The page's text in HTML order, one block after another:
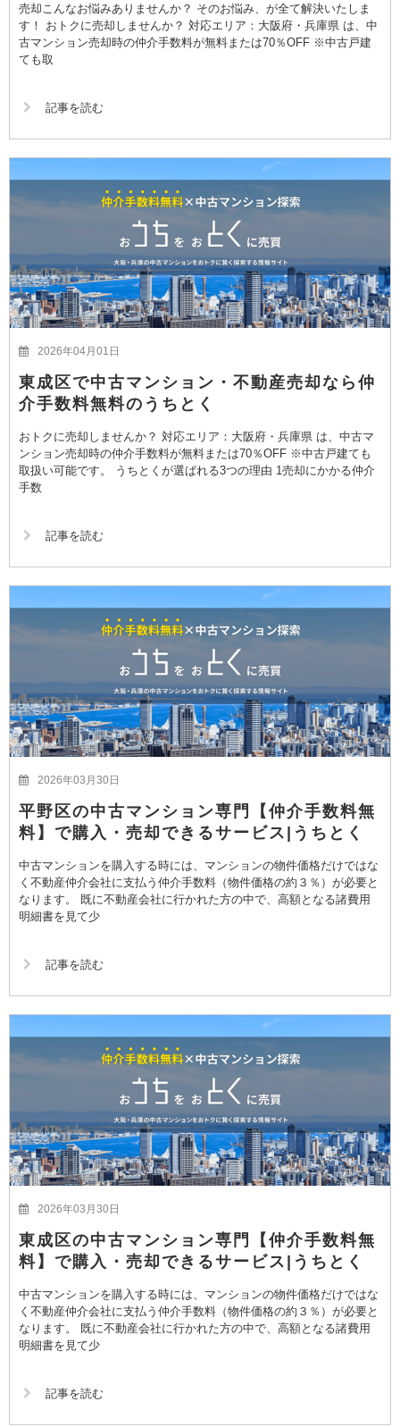
売却こんなお悩みありませんか？ そのお悩み、が全て解決いたしま
す！ おトクに売却しませんか？ 対応エリア：大阪府・兵庫県 は、中
古マンション売却時の仲介手数料が無料または70％OFF ※中古戸建
ても取
記事を読む
2026年04月01日
東成区で中古マンション・不動産売却なら仲
介手数料無料のうちとく
おトクに売却しませんか？ 対応エリア：大阪府・兵庫県 は、中古マ
ンション売却時の仲介手数料が無料または70％OFF ※中古戸建ても
取扱い可能です。 うちとくが選ばれる3つの理由 1売却にかかる仲介
手数
記事を読む
2026年03月30日
平野区の中古マンション専門【仲介手数料無
料】で購入・売却できるサービス|うちとく
中古マンションを購入する時には、マンションの物件価格だけではな
く不動産仲介会社に支払う仲介手数料（物件価格の約３％）が必要と
なります。 既に不動産会社に行かれた方の中で、高額となる諸費用
明細書を見て少
記事を読む
2026年03月30日
東成区の中古マンション専門【仲介手数料無
料】で購入・売却できるサービス|うちとく
中古マンションを購入する時には、マンションの物件価格だけではな
く不動産仲介会社に支払う仲介手数料（物件価格の約３％）が必要と
なります。 既に不動産会社に行かれた方の中で、高額となる諸費用
明細書を見て少
記事を読む